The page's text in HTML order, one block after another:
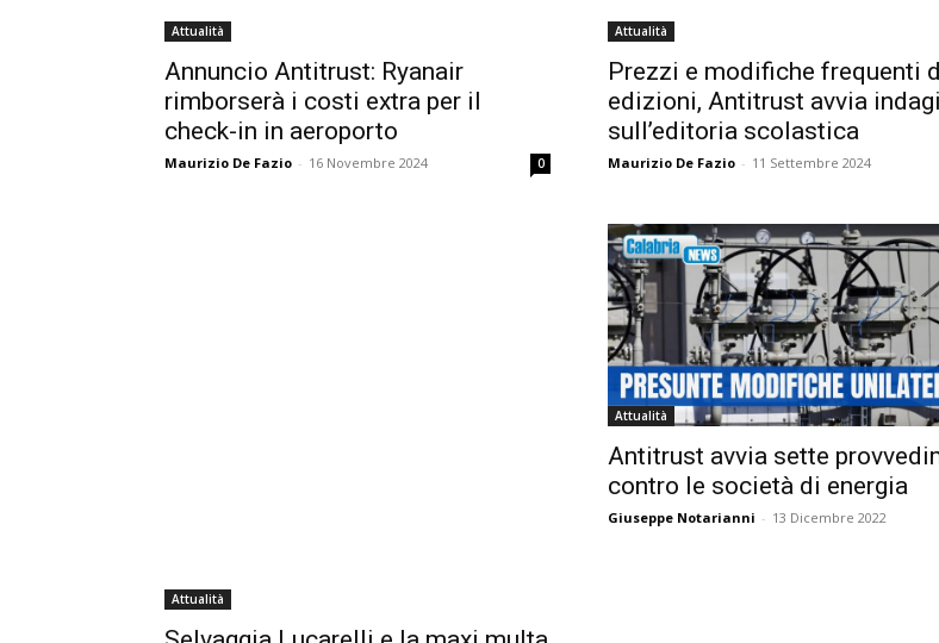
Attualità
Annuncio Antitrust: Ryanair
rimborserà i costi extra per il
check-in in aeroporto
Maurizio De Fazio - 16 Novembre 2024 0
Attualità
Prezzi e modifiche frequenti
edizioni, Antitrust avvia
sull’editoria scolastica
Maurizio De Fazio - 11 Settembre 2024
Attualità
Attualità
Antitrust avvia sette
contro le società di energia
Giuseppe Notarianni - 13 Dicembre 2022